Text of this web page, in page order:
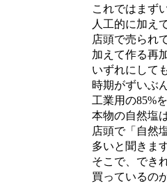
これではまずい
人工的に加えて
店頭で売られて
加えて作る再加
いずれにしても
時期がずいぶん
工業用の85%を
本物の自然塩は
店頭で「自然塩
多いと聞きます
そこで、できれ
買っているのが